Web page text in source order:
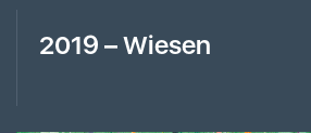
2019 –Wiesen